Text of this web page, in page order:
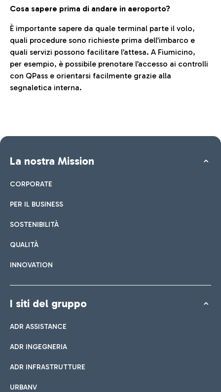
Cosa sapere prima di andare in aeroporto?
È importante sapere da quale terminal parte il volo,
quali procedure sono richieste prima dell’imbarco e
quali servizi possono facilitare l’attesa. A Fiumicino,
per esempio, è possibile prenotare l’accesso ai controlli
con QPass e orientarsi facilmente grazie alla
segnaletica interna.
La nostra Mission
CORPORATE
PER IL BUSINESS
SOSTENIBILITÀ
QUALITÀ
INNOVATION
I siti del gruppo
ADR ASSISTANCE
ADR INGEGNERIA
ADR INFRASTRUTTURE
URBANV